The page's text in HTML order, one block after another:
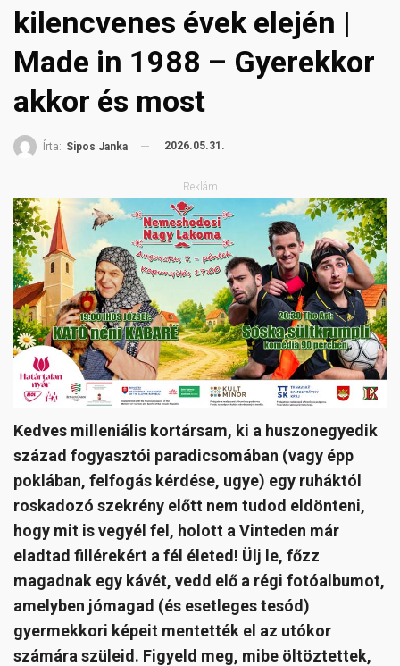
kilencvenes évek elején |
Made in 1988 – Gyerekkor
akkor és most
Írta: Sipos Janka 2026.05.31.
Reklám
Kedves milleniális kortársam, ki a huszonegyedik
század fogyasztói paradicsomában (vagy épp
poklában, felfogás kérdése, ugye) egy ruháktól
roskadozó szekrény előtt nem tudod eldönteni,
hogy mit is vegyél fel, holott a Vinteden már
eladtad fillérekért a fél életed! Ülj le, főzz
magadnak egy kávét, vedd elő a régi fotóalbumot,
amelyben jómagad (és esetleges tesód)
gyermekkori képeit mentették el az utókor
számára szüleid. Figyeld meg, mibe öltöztettek,